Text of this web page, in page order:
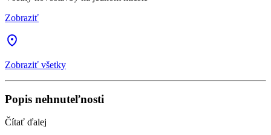
Zobraziť
Zobraziť všetky
Popis nehnuteľnosti
Čítať ďalej